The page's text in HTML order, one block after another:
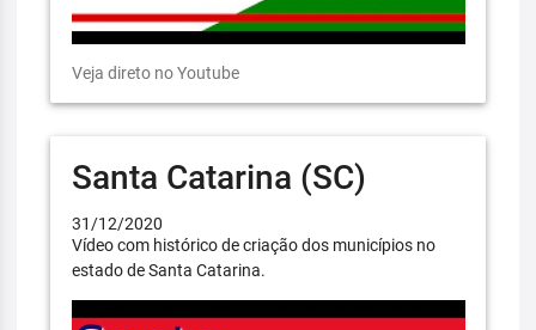
Veja direto no Youtube
Santa Catarina (SC)
31/12/2020
Vídeo com histórico de criação dos municípios no
estado de Santa Catarina.